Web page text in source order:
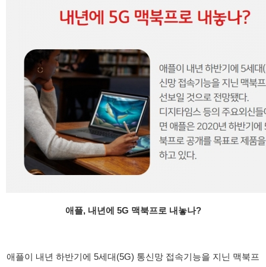
애플, 내년에 5G 맥북프로 내놓나?
애플이 내년 하반기에 5세대(5G) 통신망 접속기능을 지닌 맥북프